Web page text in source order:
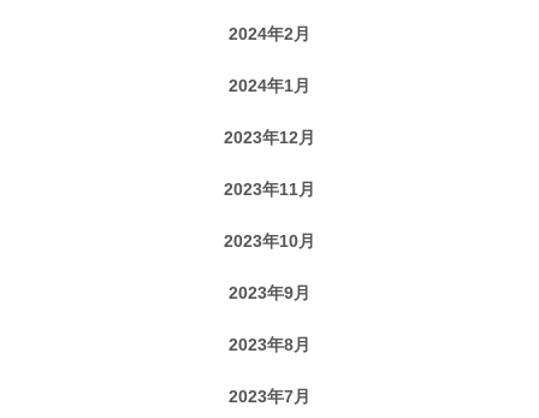
2024年2月
2024年1月
2023年12月
2023年11月
2023年10月
2023年9月
2023年8月
2023年7月